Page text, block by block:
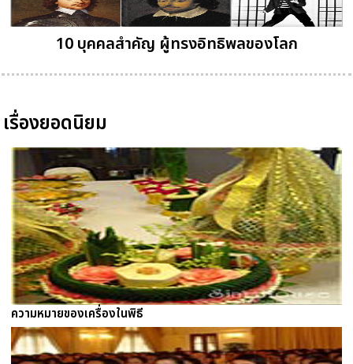
10 บุคคลสำคัญ ผู้ทรงอิทธิพลของโลก
เรื่องยอดนิยม
ความหมายของเครื่องในพิธี